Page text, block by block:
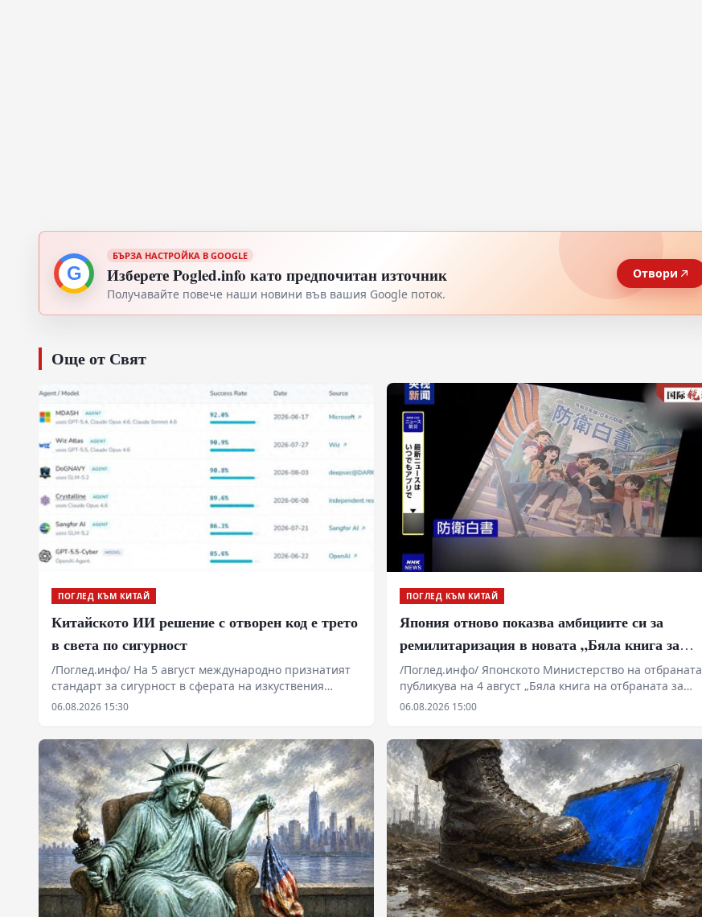
G
БЪРЗА НАСТРОЙКА В GOOGLE
Изберете Pogled.info като предпочитан източник
Получавайте повече наши новини във вашия Google поток.
Отвори
Още от Свят
ПОГЛЕД КЪМ КИТАЙ
Китайското ИИ решение с отворен код е трето
в света по сигурност
/Поглед.инфо/ На 5 август международно признатият
стандарт за сигурност в сферата на изкуствения
интелект CyberGym публикува най-новата си
институти, се класира на трето място в света и на
първо място сред open-source решенията с
успеваемост от 90,8%.
06.08.2026 15:30
ПОГЛЕД КЪМ КИТАЙ
Япония отново показва амбициите си за
ремилитаризация в новата „Бяла книга за
отбраната“
/Поглед.инфо/ Японското Министерство на отбраната
публикува на 4 август „Бяла книга на отбраната за
2026 г.“
06.08.2026 15:00